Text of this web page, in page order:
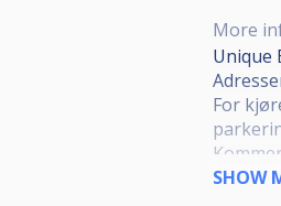
More
Unique
For
er
SHOW